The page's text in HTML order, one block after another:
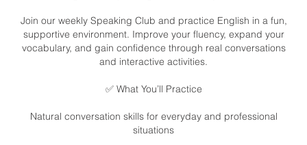
Join our weekly Speaking Club and practice English in a fun,
supportive environment. Improve your fluency, expand your
vocabulary, and gain confidence through real conversations
and interactive activities.
✅ What You’ll Practice
Natural conversation skills for everyday and professional
situations